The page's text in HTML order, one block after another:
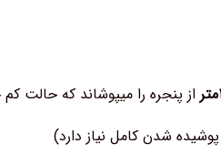
از پنجره را میپوشاند که حالت
شدن کامل نیاز دارد)